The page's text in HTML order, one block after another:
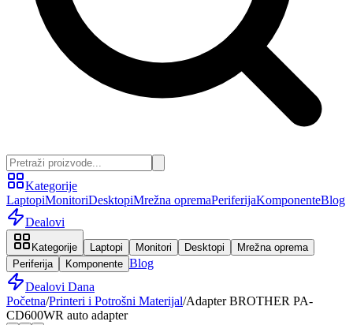
Kategorije
LaptopiMonitoriDesktopiMrežna opremaPeriferijaKomponenteBlog
Dealovi
Kategorije Laptopi Monitori Desktopi
Mrežna oprema
Periferija
Komponente Blog
Dealovi Dana
Početna/Printeri i Potrošni Materijal/Adapter BROTHER PA-
CD600WR auto adapter